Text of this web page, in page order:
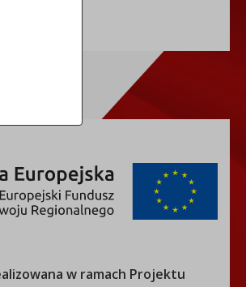
w ramach Projektu